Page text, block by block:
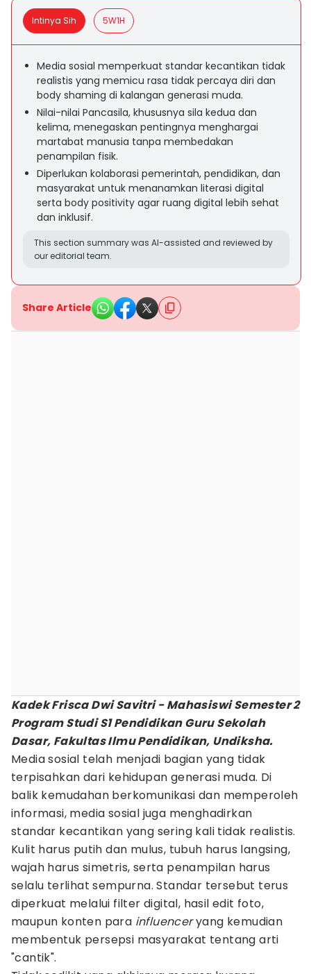
Intinya Sih 5W1H
Media sosial memperkuat standar kecantikan tidak
realistis yang memicu rasa tidak percaya diri dan
body shaming di kalangan generasi muda.
Nilai-nilai Pancasila, khususnya sila kedua dan
kelima, menegaskan pentingnya menghargai
martabat manusia tanpa membedakan
penampilan fisik.
Diperlukan kolaborasi pemerintah, pendidikan, dan
masyarakat untuk menanamkan literasi digital
serta body positivity agar ruang digital lebih sehat
dan inklusif.
This section summary was AI-assisted and reviewed by
our editorial team.
Share Article
Kadek Frisca Dwi Savitri - Mahasiswi Semester 2
Program Studi S1 Pendidikan Guru Sekolah
Dasar, Fakultas Ilmu Pendidikan, Undiksha.
Media sosial telah menjadi bagian yang tidak
terpisahkan dari kehidupan generasi muda. Di
balik kemudahan berkomunikasi dan memperoleh
informasi, media sosial juga menghadirkan
standar kecantikan yang sering kali tidak realistis.
Kulit harus putih dan mulus, tubuh harus langsing,
wajah harus simetris, serta penampilan harus
selalu terlihat sempurna. Standar tersebut terus
diperkuat melalui filter digital, hasil edit foto,
maupun konten para influenceryang kemudian
membentuk persepsi masyarakat tentang arti
"cantik".